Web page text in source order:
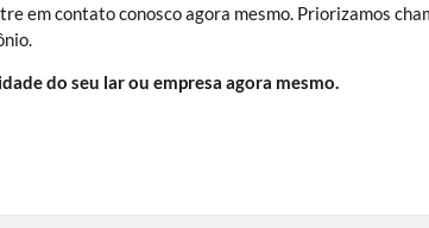
em contato conosco agora mesmo. Priorizamos
do seu lar ou empresa agora mesmo.